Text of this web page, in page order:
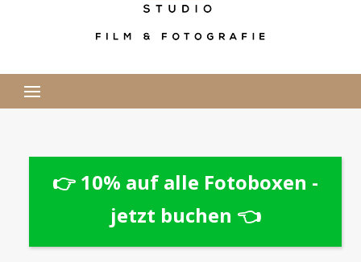
Suchen
👉 10% auf alle Fotoboxen -
jetzt buchen 👈